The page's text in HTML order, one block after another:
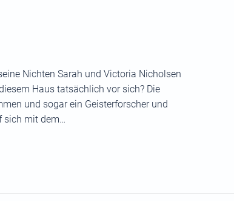
Nichten Sarah und Victoria Nicholsen
Haus tatsächlich vor sich? Die
und sogar ein Geisterforscher und
sich mit dem…